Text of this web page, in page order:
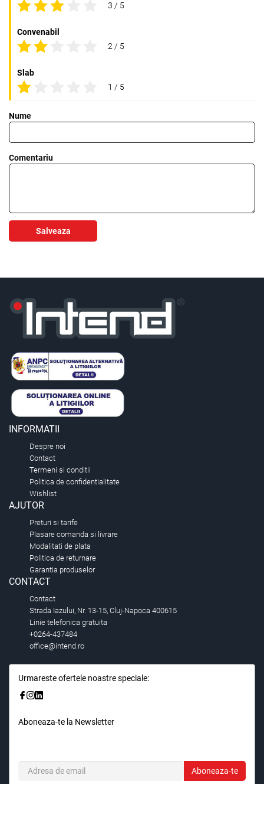
3 / 5
Convenabil
2 / 5
Slab
1 / 5
Nume
Comentariu
Salveaza
INFORMATII
Despre noi
Contact
Termeni si conditii
Politica de confidentialitate
Wishlist
AJUTOR
Preturi si tarife
Plasare comanda si livrare
Modalitati de plata
Politica de returnare
Garantia produselor
CONTACT
Contact
Strada Iazului, Nr. 13-15, Cluj-Napoca 400615
Linie telefonica gratuita
+0264-437484
office@intend.ro
Urmareste ofertele noastre speciale:
Aboneaza-te la Newsletter
Aboneaza-te